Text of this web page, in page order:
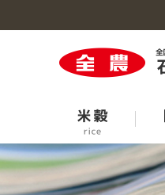
米穀のトップへ
園芸のトップへ
牛の個体識別
生活・生産資
事業概要のトッ